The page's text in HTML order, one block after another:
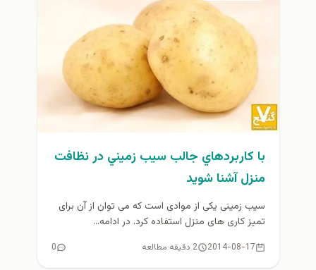
با كاربردهاي جالب سيب زميني در نظافت
منزل آشنا شويد
سیب زمینی یکی از موادی است که می توان از آن برای
تمیز کاری های منزل استفاده کرد. در ادامه...
2014-08-17 2 دقیقه مطالعه 0